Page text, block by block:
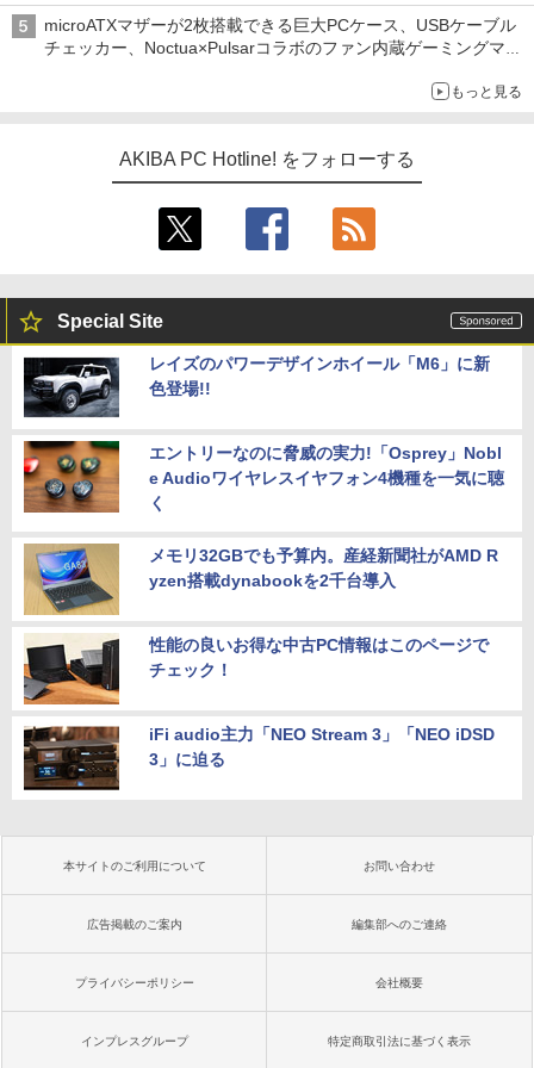
microATXマザーが2枚搭載できる巨大PCケース、USBケーブル
チェッカー、Noctua×Pulsarコラボのファン内蔵ゲーミングマウ
もっと見る
AKIBA PC Hotline! をフォローする
Special Site
レイズのパワーデザインホイール「M6」に新
色登場!!
エントリーなのに脅威の実力!「Osprey」Nobl
e Audioワイヤレスイヤフォン4機種を一気に聴
く
メモリ32GBでも予算内。産経新聞社がAMD R
yzen搭載dynabookを2千台導入
性能の良いお得な中古PC情報はこのページで
チェック！
iFi audio主力「NEO Stream 3」「NEO iDSD
3」に迫る
本サイトのご利用について お問い合わせ
広告掲載のご案内 編集部へのご連絡
プライバシーポリシー 会社概要
インプレスグループ 特定商取引法に基づく表示